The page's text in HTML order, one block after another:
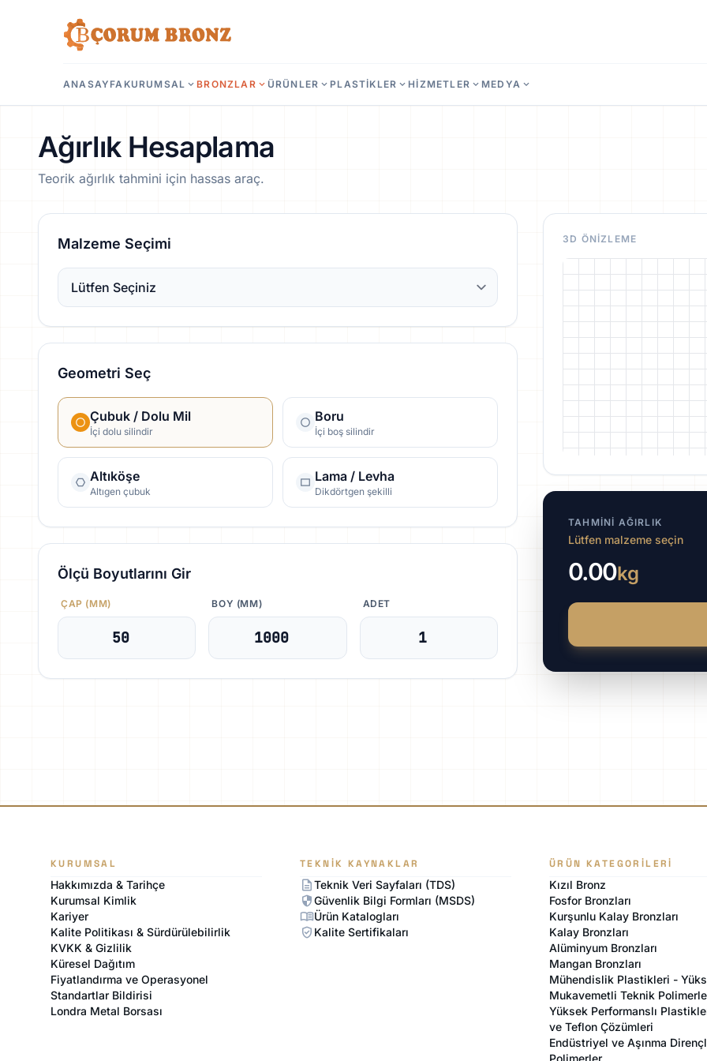
ANASAYFA KURUMSAL expand_moreBRONZLAR expand_more ÜRÜNLER expand_more PLASTİKLER expand_more HİZMETLER expand_more MEDYA expand_more
Ağırlık Hesaplama
Teorik ağırlık tahmini için hassas araç.
Malzeme Seçimi
Geometri Seç
circle Çubuk / Dolu Mil
İçi dolu silindir
radio_button_unchecked Boru
İçi boş silindir
hexagon Altıköşe
Altıgen çubuk
rectangle Lama / Levha
Dikdörtgen şekilli
Ölçü Boyutlarını Gir
ÇAP (MM) BOY (MM) ADET
3D ÖNIZLEME
TAHMINI AĞIRLIK
Lütfen malzeme seçin
0.00kg
KURUMSAL
Hakkımızda & Tarihçe
Kurumsal Kimlik
Kariyer
Kalite Politikası & Sürdürülebilirlik
KVKK & Gizlilik
Küresel Dağıtım
Fiyatlandırma ve Operasyonel
Standartlar Bildirisi
Londra Metal Borsası
TEKNIK KAYNAKLAR
descriptionTeknik Veri Sayfaları (TDS)
securityGüvenlik Bilgi Formları (MSDS)
menu_bookÜrün Katalogları
verified_user Kalite Sertifikaları
ÜRÜN KATEGORILERI
Kızıl Bronz
Fosfor Bronzları
Kurşunlu Kalay Bronzları
Kalay Bronzları
Alüminyum Bronzları
Mangan Bronzları
Mühendislik Plastikleri -
Mukavemetli Teknik
Yüksek Performanslı
ve Teflon Çözümleri
Endüstriyel ve Aşınma
Polimerler